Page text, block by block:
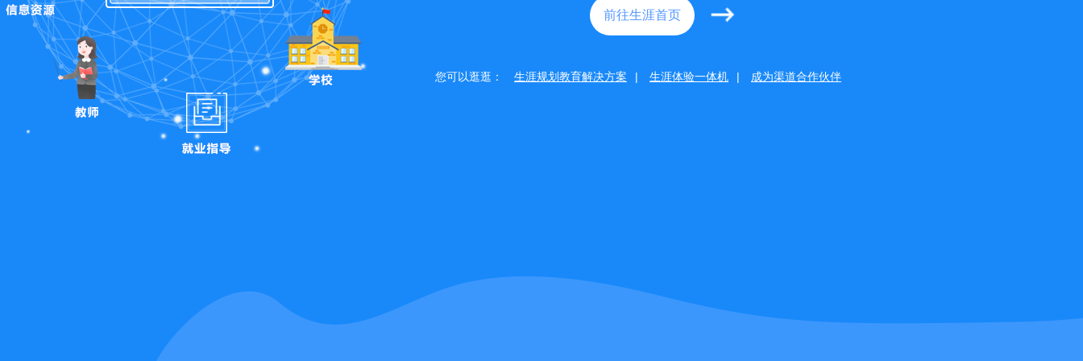
前往生涯首页
您可以逛逛： 生涯规划教育解决方案 | 生涯体验一体机 | 成为渠道合作伙伴